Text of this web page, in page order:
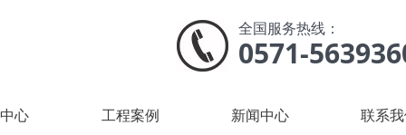
心 工程案例 新闻中心 联系
全国服务热线：
0571-